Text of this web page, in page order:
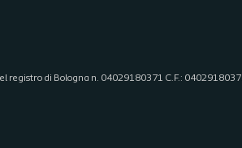
registro di Bologna n. 04029180371 C.F.: